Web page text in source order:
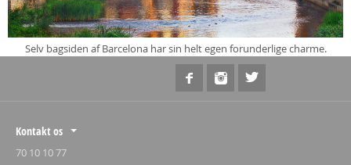
Selv bagsiden af Barcelona har sin helt egen forunderlige charme.
Kontakt os
70 10 10 77